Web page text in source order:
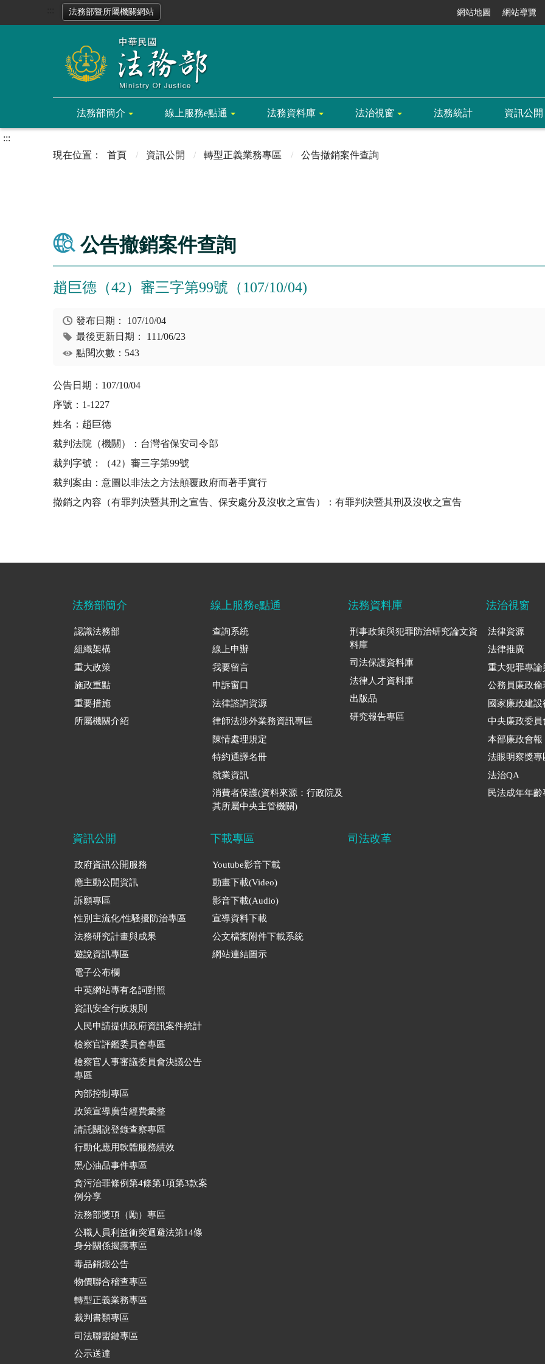
法務部暨所屬機關網站 網站地圖 網站導覽
法務部簡介 線上服務e點通 法務資料庫 法治視窗 法務統計 資訊公開
:::
首頁
資訊公開 轉型正義業務專區 公告撤銷案件查詢
公告撤銷案件查詢
趙巨德（42）審三字第99號（107/10/04)
發布日期： 107/10/04
最後更新日期： 111/06/23
點閱次數：543
公告日期：107/10/04
序號：1-1227
姓名：趙巨德
裁判法院（機關）：台灣省保安司令部
裁判字號：（42）審三字第99號
裁判案由：意圖以非法之方法顛覆政府而著手實行
撤銷之內容（有罪判決暨其刑之宣告、保安處分及沒收之宣告）：有罪判決暨其刑及沒收之宣告
法務部簡介
認識法務部
組織架構
重大政策
施政重點
重要措施
所屬機關介紹
線上服務e點通
查詢系統
線上申辦
我要留言
申訴窗口
法律諮詢資源
律師法涉外業務資訊專區
陳情處理規定
特約通譯名冊
就業資訊
消費者保護(資料來源：行政院及
其所屬中央主管機關)
法務資料庫
刑事政策與犯罪防治研究論文資
料庫
司法保護資料庫
法律人才資料庫
出版品
研究報告專區
法治視窗
法律資源
法律推廣
重大犯罪專論
公務員廉政倫
國家廉政建
中央廉政委員
本部廉政會報
法眼明察獎專
法治QA
民法成年年齡
資訊公開
政府資訊公開服務
應主動公開資訊
訴願專區
性別主流化/性騷擾防治專區
法務研究計畫與成果
遊說資訊專區
電子公布欄
中英網站專有名詞對照
資訊安全行政規則
人民申請提供政府資訊案件統計
檢察官評鑑委員會專區
檢察官人事審議委員會決議公告
專區
內部控制專區
政策宣導廣告經費彙整
請託關說登錄查察專區
行動化應用軟體服務績效
黑心油品事件專區
貪污治罪條例第4條第1項第3款案
例分享
法務部獎項（勵）專區
公職人員利益衝突迴避法第14條
身分關係揭露專區
毒品銷燬公告
物價聯合稽查專區
轉型正義業務專區
裁判書類專區
司法聯盟鏈專區
公示送達
下載專區
Youtube影音下載
動畫下載(Video)
影音下載(Audio)
宣導資料下載
公文檔案附件下載系統
網站連結圖示
司法改革